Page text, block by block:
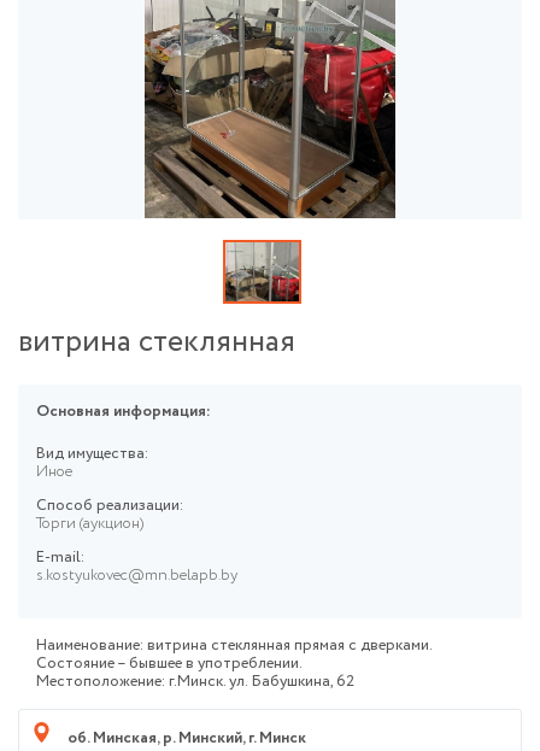
витрина стеклянная
Основная информация:
Вид имущества:
Иное
Способ реализации:
Торги (аукцион)
E-mail:
s.kostyukovec@mn.belapb.by
Наименование: витрина стеклянная прямая с дверками.
Состояние – бывшее в употреблении.
Местоположение: г.Минск. ул. Бабушкина, 62
об. Минская,р. Минский,г. Минск